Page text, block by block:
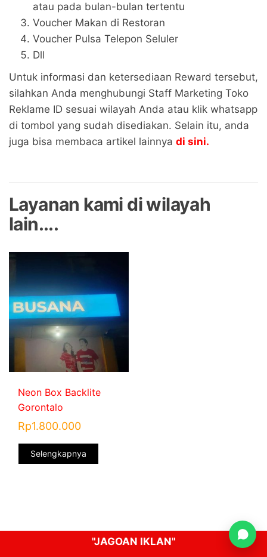
atau pada bulan-bulan tertentu
Voucher Makan di Restoran
Voucher Pulsa Telepon Seluler
Dll
Untuk informasi dan ketersediaan Reward tersebut,
silahkan Anda menghubungi Staff Marketing Toko
Reklame ID sesuai wilayah Anda atau klik whatsapp
di tombol yang sudah disediakan. Selain itu, anda
juga bisa membaca artikel lainnya di sini.
Layanan kami di wilayah
lain....
Neon Box Backlite
Gorontalo
Rp1.800.000
Selengkapnya
"JAGOAN IKLAN"